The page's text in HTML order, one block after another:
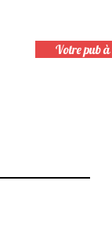
Votre pub